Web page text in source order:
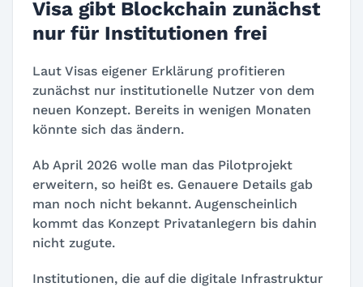
Visa gibt Blockchain zunächst
nur für Institutionen frei
Laut Visas eigener Erklärung profitieren
zunächst nur institutionelle Nutzer von dem
neuen Konzept. Bereits in wenigen Monaten
könnte sich das ändern.
Ab April 2026 wolle man das Pilotprojekt
erweitern, so heißt es. Genauere Details gab
man noch nicht bekannt. Augenscheinlich
kommt das Konzept Privatanlegern bis dahin
nicht zugute.
Institutionen, die auf die digitale Infrastruktur